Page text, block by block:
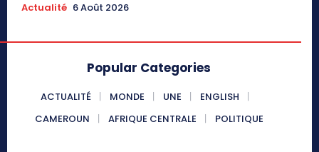
Actualité 6 Août 2026
Popular Categories
ACTUALITÉ MONDE UNE
ENGLISH
CAMEROUN
AFRIQUE CENTRALE POLITIQUE